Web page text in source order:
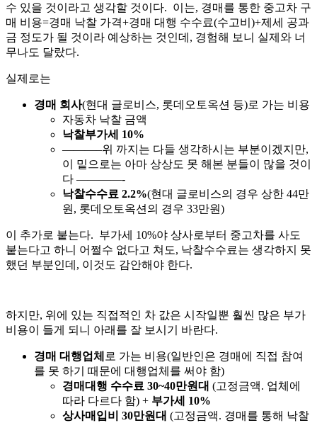
수 있을 것이라고 생각할 것이다. 이는, 경매를 통한 중고차 구
매 비용=경매 낙찰 가격+경매 대행 수수료(수고비)+제세 공과
금 정도가 될 것이라 예상하는 것인데, 경험해 보니 실제와 너
무나도 달랐다.
실제로는
경매 회사(현대 글로비스, 롯데오토옥션 등)로 가는 비용
자동차 낙찰 금액
낙찰부가세 10%
———–위 까지는 다들 생각하시는 부분이겠지만,
이 밑으로는 아마 상상도 못 해본 분들이 많을 것이
다 ————-
낙찰수수료 2.2%(현대 글로비스의 경우 상한 44만
원, 롯데오토옥션의 경우 33만원)
이 추가로 붙는다. 부가세 10%야 상사로부터 중고차를 사도
붙는다고 하니 어쩔수 없다고 쳐도, 낙찰수수료는 생각하지 못
했던 부분인데, 이것도 감안해야 한다.
하지만, 위에 있는 직접적인 차 값은 시작일뿐 훨씬 많은 부가
비용이 들게 되니 아래를 잘 보시기 바란다.
경매 대행업체 로 가는 비용(일반인은 경매에 직접 참여
를 못 하기 때문에 대행업체를 써야 함)
경매대행 수수료 30~40만원대 (고정금액. 업체에
따라 다르다 함) + 부가세 10%
상사매입비 30만원대 (고정금액. 경매를 통해 낙찰